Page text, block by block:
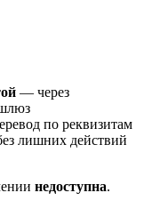
— через
по реквизитам
лишних действий
недоступна.